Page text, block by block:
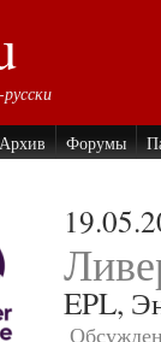
Архив Форумы
EPL,